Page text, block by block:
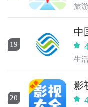
旅
19
中
生
20
影